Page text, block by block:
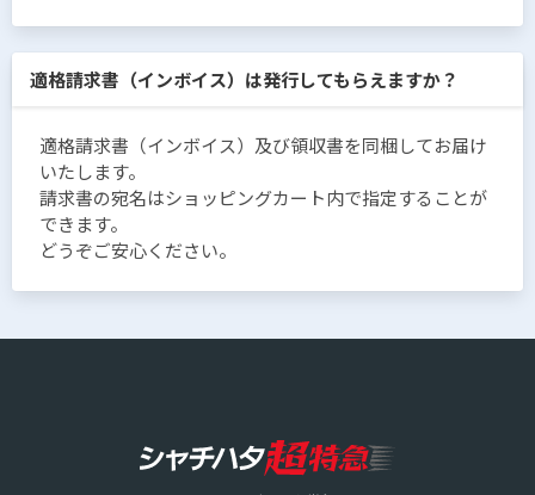
適格請求書（インボイス）は発行してもらえますか？
適格請求書（インボイス）及び領収書を同梱してお届け
いたします。
請求書の宛名はショッピングカート内で指定することが
できます。
どうぞご安心ください。